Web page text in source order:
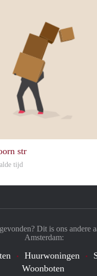
str
tijd
Dit is ons andere
Amsterdam:
Huurwoningen
Woonboten